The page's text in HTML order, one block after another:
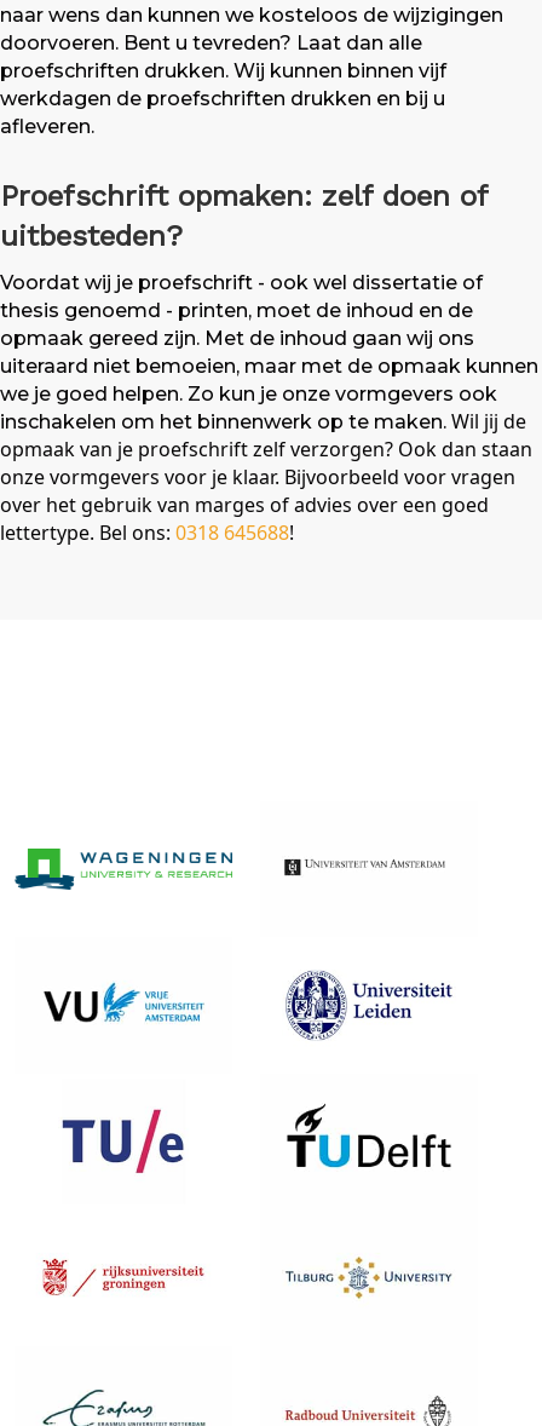
naar wens dan kunnen we kosteloos de wijzigingen
doorvoeren. Bent u tevreden? Laat dan alle
proefschriften drukken. Wij kunnen binnen vijf
werkdagen de proefschriften drukken en bij u
afleveren.
Proefschrift opmaken: zelf doen of
uitbesteden?
Voordat wij je proefschrift - ook wel dissertatie of
thesis genoemd - printen, moet de inhoud en de
opmaak gereed zijn. Met de inhoud gaan wij ons
uiteraard niet bemoeien, maar met de opmaak kunnen
we je goed helpen. Zo kun je onze vormgevers ook
inschakelen om het binnenwerk op te maken. Wil jij de
opmaak van je proefschrift zelf verzorgen? Ook dan staan
onze vormgevers voor je klaar. Bijvoorbeeld voor vragen
over het gebruik van marges of advies over een goed
lettertype. Bel ons: 0318 645688!